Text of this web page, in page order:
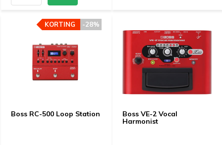
Boss RC-500 Loop Station
-28%
KORTING -28%
KORTING
Boss VE-2 Vocal
Harmonist